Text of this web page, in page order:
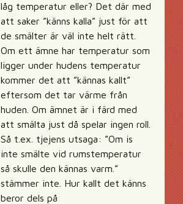
låg temperatur eller? Det där med
att saker ”känns kalla” just för att
de smälter är väl inte helt rätt.
Om ett ämne har temperatur som
ligger under hudens temperatur
kommer det att ”kännas kallt”
eftersom det tar värme från
huden. Om ämnet är i färd med
att smälta just då spelar ingen roll.
Så t.ex. tjejens utsaga: ”Om is
inte smälte vid rumstemperatur
så skulle den kännas varm.”
stämmer inte. Hur kallt det känns
beror dels på